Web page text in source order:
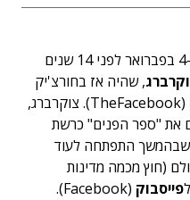
תגידו מזל טוב גדול, באמת גדול. ב-4 בפברואר לפני 14 שנים
, שהיה אז בחורצ'יק
(TheFacebook). צוקרברג,
את "ספר הפנים" כרשת
שבהמשך התפתחה לעוד
(חוץ מכמה מדינות
פייסבוק (Facebook).